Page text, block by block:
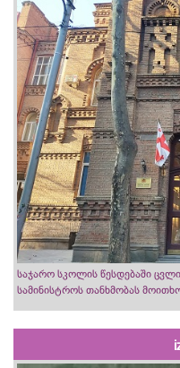
საჯარო სკოლის წესდებაში
სამინისტროს თანხმობას